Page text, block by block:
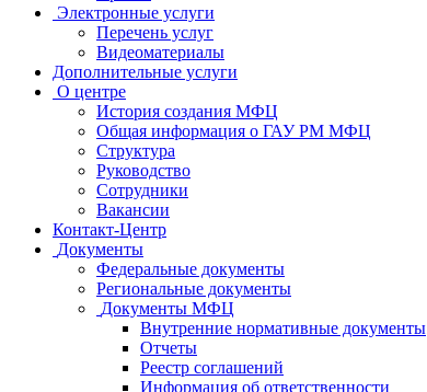
Электронные услуги
Перечень услуг
Видеоматериалы
Дополнительные услуги
О центре
История создания МФЦ
Общая информация о ГАУ РМ МФЦ
Структура
Руководство
Сотрудники
Вакансии
Контакт-Центр
Документы
Федеральные документы
Региональные документы
Документы МФЦ
Внутренние нормативные документы
Отчеты
Реестр соглашений
Информация об ответственности